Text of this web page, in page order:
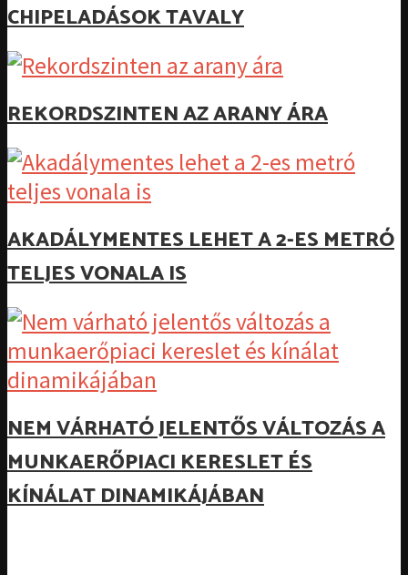
CHIPELADÁSOK TAVALY
REKORDSZINTEN AZ ARANY ÁRA
AKADÁLYMENTES LEHET A 2-ES METRÓ
TELJES VONALA IS
NEM VÁRHATÓ JELENTŐS VÁLTOZÁS A
MUNKAERŐPIACI KERESLET ÉS
KÍNÁLAT DINAMIKÁJÁBAN